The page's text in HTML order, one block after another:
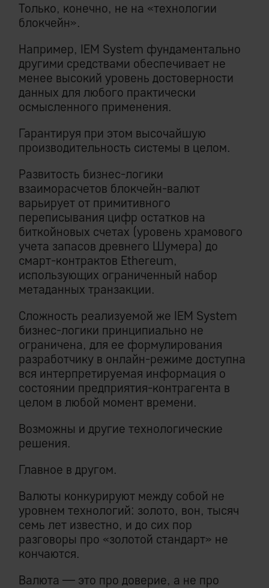
Только, конечно, не на «технологии
блокчейн».
Например, IEM System фундаментально
другими средствами обеспечивает не
менее высокий уровень достоверности
данных для любого практически
осмысленного применения.
Гарантируя при этом высочайшую
производительность системы в целом.
Развитость бизнес-логики
взаиморасчетов блокчейн-валют
варьирует от примитивного
переписывания цифр остатков на
биткойновых счетах (уровень храмового
учета запасов древнего Шумера) до
смарт-контрактов Ethereum,
использующих ограниченный набор
метаданных транзакции.
Сложность реализуемой же IEM System
бизнес-логики принципиально не
ограничена, для ее формулирования
разработчику в онлайн-режиме доступна
вся интерпретируемая информация о
состоянии предприятия-контрагента в
целом в любой момент времени.
Возможны и другие технологические
решения.
Главное в другом.
Валюты конкурируют между собой не
уровнем технологий: золото, вон, тысяч
семь лет известно, и до сих пор
разговоры про «золотой стандарт» не
кончаются.
Валюта — это про доверие, а не про